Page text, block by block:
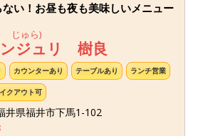
い！お昼も夜も美味しいメニュー
じゅら)
ジュリ 樹良
カウンターあり テーブルあり ランチ営業
クアウト可
井県福井市下馬1-102